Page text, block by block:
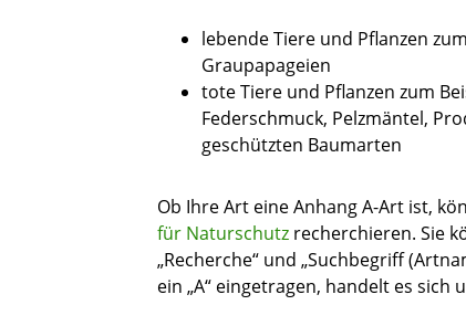
lebende Tiere und Pflanzen
Graupapageien
tote Tiere und Pflanzen zum
Federschmuck, Pelzmäntel,
geschützten Baumarten
Ob Ihre Art eine Anhang A-Art ist,
für Naturschutz recherchieren. Sie
„Recherche“ und „Suchbegriff
ein „A“ eingetragen, handelt es sich